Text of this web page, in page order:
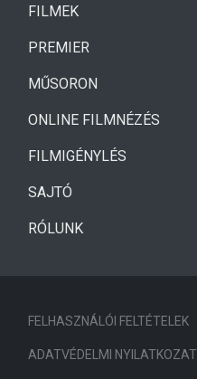
FILMEK(CURRENT)
PREMIER
MŰSORON
ONLINE FILMNÉZÉS
FILMIGÉNYLÉS
SAJTÓ
RÓLUNK
FELHASZNÁLÓI FELTÉTELEK
ADATVÉDELMI NYILATKOZAT